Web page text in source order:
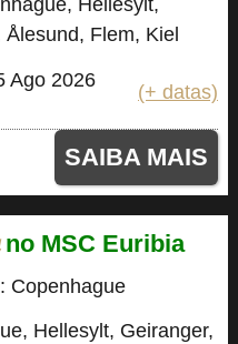
Hellesylt,
Ålesund, Flem, Kiel
Ago 2026
(+ datas)
SAIBA MAIS
no MSC Euribia
Copenhague
Hellesylt, Geiranger,